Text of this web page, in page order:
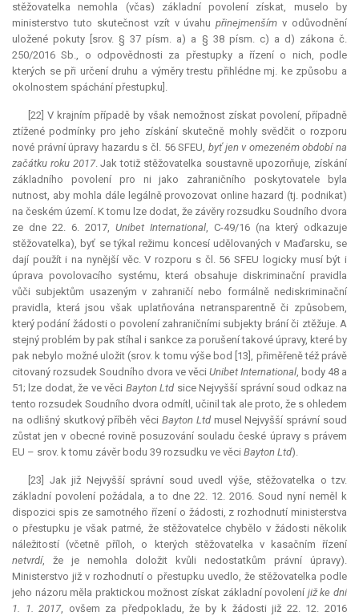
stěžovatelka nemohla (včas) základní povolení získat, muselo by
ministerstvo tuto skutečnost vzít v úvahupřinejmenším v odůvodnění
uložené pokuty [srov. § 37 písm. a) a § 38 písm. c) a d) zákona č.
250/2016 Sb., o odpovědnosti za přestupky a řízení o nich, podle
kterých se při určení druhu a výměry trestu přihlédne mj. ke způsobu a
okolnostem spáchání přestupku].
[22] V krajním případě by však nemožnost získat povolení, případně
ztížené podmínky pro jeho získání skutečně mohly svědčit o rozporu
nové právní úpravy hazardu s čl. 56 SFEU, byť jen v omezeném období na
začátku roku 2017. Jak totiž stěžovatelka soustavně upozorňuje, získání
základního povolení pro ni jako zahraničního poskytovatele byla
nutnost, aby mohla dále legálně provozovat online hazard (tj. podnikat)
na českém území. K tomu lze dodat, že závěry rozsudku Soudního dvora
ze dne 22. 6. 2017, Unibet International, C-49/16 (na který odkazuje
stěžovatelka), byť se týkal režimu koncesí udělovaných v Maďarsku, se
dají použít i na nynější věc. V rozporu s čl. 56 SFEU logicky musí být i
úprava povolovacího systému, která obsahuje diskriminační pravidla
vůči subjektům usazeným v zahraničí nebo formálně nediskriminační
pravidla, která jsou však uplatňována netransparentně či způsobem,
který podání žádosti o povolení zahraničními subjekty brání či ztěžuje. A
stejný problém by pak stíhal i sankce za porušení takové úpravy, které by
pak nebylo možné uložit (srov. k tomu výše bod [13], přiměřeně též právě
citovaný rozsudek Soudního dvora ve věci Unibet International, body 48 a
51; lze dodat, že ve věci Bayton Ltd sice Nejvyšší správní soud odkaz na
tento rozsudek Soudního dvora odmítl, učinil tak ale proto, že s ohledem
na odlišný skutkový příběh věci Bayton Ltd musel Nejvyšší správní soud
zůstat jen v obecné rovině posuzování souladu české úpravy s právem
EU – srov. k tomu závěr bodu 39 rozsudku ve věci Bayton Ltd).
[23] Jak již Nejvyšší správní soud uvedl výše, stěžovatelka o tzv.
základní povolení požádala, a to dne 22. 12. 2016. Soud nyní neměl k
dispozici spis ze samotného řízení o žádosti, z rozhodnutí ministerstva
o přestupku je však patrné, že stěžovatelce chybělo v žádosti několik
náležitostí (včetně příloh, o kterých stěžovatelka v kasačním řízení
netvrdí, že je nemohla doložit kvůli nedostatkům právní úpravy).
Ministerstvo již v rozhodnutí o přestupku uvedlo, že stěžovatelka podle
jeho názoru měla praktickou možnost získat základní povolení již ke dni
1. 1. 2017, ovšem za předpokladu, že by k žádosti již 22. 12. 2016